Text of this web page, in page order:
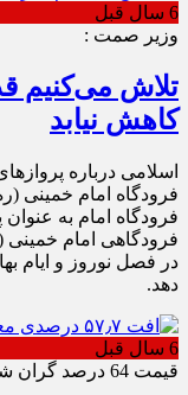
6 سال قبل
وزیر صمت :
تلاش می‌کنیم
کاهش نیابد
اسلامی درباره
فرودگاه امام خمینی
فرودگاه امام به
فرودگاهی امام خمینی
در فصل نوروز و ایام
دهد.
6 سال قبل
قیمت‌ 64 درصد گران شد